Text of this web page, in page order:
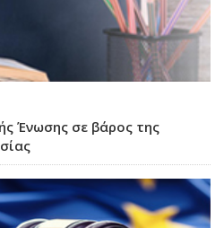
Ένωσης σε βάρος της